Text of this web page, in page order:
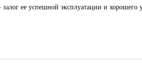
ее успешной эксплуатации и